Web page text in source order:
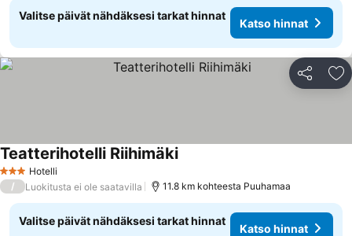
Valitse päivät nähdäksesi tarkat hinnat
Katso hinnat
Jaa
3 Tähtiluokitus
Hotelli
Teatterihotelli RiihimäkiKatso hinnat
/ Luokitusta ei ole saatavilla 11.8 km kohteesta Puuhamaa
Valitse päivät nähdäksesi tarkat hinnat
Katso hinnat